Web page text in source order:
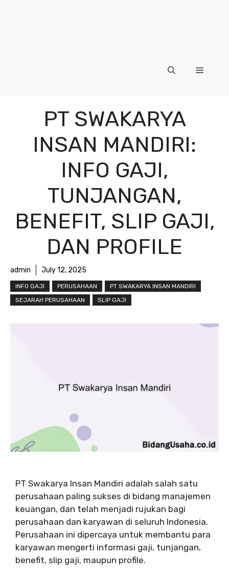
Menu
PT SWAKARYA
INSAN MANDIRI:
INFO GAJI,
TUNJANGAN,
BENEFIT, SLIP GAJI,
DAN PROFILE
admin July 12, 2025
INFO GAJI PERUSAHAAN
PT SWAKARYA INSAN MANDIRI
SEJARAH PERUSAHAAN
SLIP GAJI
PT Swakarya Insan Mandiri adalah salah satu
perusahaan paling sukses di bidang manajemen
keuangan, dan telah menjadi rujukan bagi
perusahaan dan karyawan di seluruh Indonesia.
Perusahaan ini dipercaya untuk membantu para
karyawan mengerti informasi gaji, tunjangan,
benefit, slip gaji, maupun profile.